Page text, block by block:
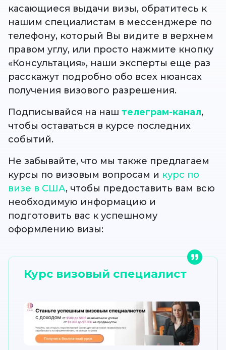
касающиеся выдачи визы, обратитесь к
нашим специалистам в мессенджере по
телефону, который Вы видите в верхнем
правом углу, или просто нажмите кнопку
«Консультация», наши эксперты еще раз
расскажут подробно обо всех нюансах
получения визового разрешения.
Подписывайся на наш телеграм-канал,
чтобы оставаться в курсе последних
событий.
Не забывайте, что мы также предлагаем
курсы по визовым вопросам и курс по
визе в США, чтобы предоставить вам всю
необходимую информацию и
подготовить вас к успешному
оформлению визы:
Курс визовый специалист